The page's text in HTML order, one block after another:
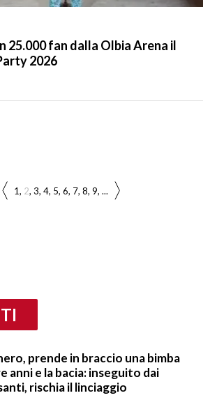
25.000 fan dalla Olbia Arena il
2026
1 2 3 4 5 6 7 8 9 ...
prende in braccio una bimba
anni e la bacia: inseguito dai
rischia il linciaggio